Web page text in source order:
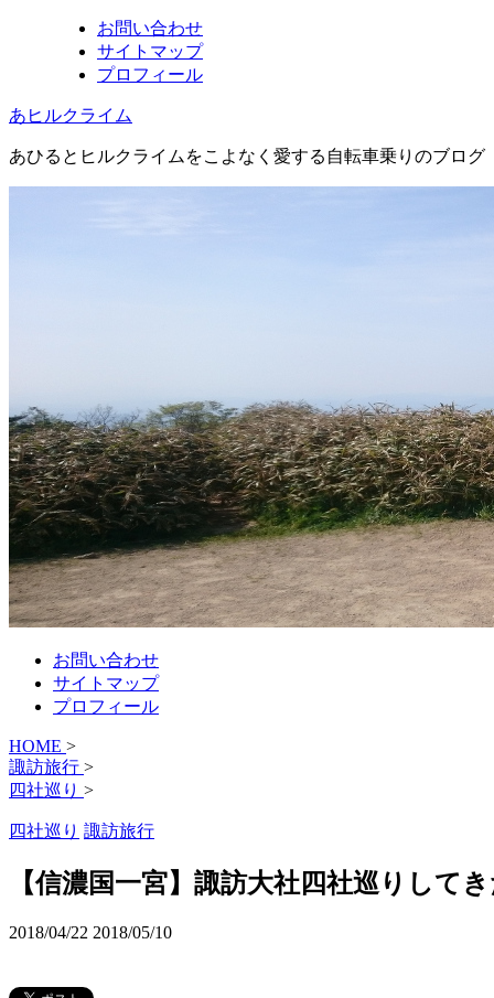
お問い合わせ
サイトマップ
プロフィール
あヒルクライム
あひるとヒルクライムをこよなく愛する自転車乗りのブログ
お問い合わせ
サイトマップ
プロフィール
HOME >
諏訪旅行 >
四社巡り >
四社巡り 諏訪旅行
【信濃国一宮】諏訪大社四社巡りして
2018/04/22 2018/05/10